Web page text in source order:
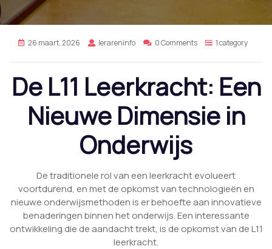
26 maart, 2026 lerareninfo 0 Comments 1 category
De L11 Leerkracht: Een
Nieuwe Dimensie in
Onderwijs
De traditionele rol van een leerkracht evolueert
voortdurend, en met de opkomst van technologieën en
nieuwe onderwijsmethoden is er behoefte aan innovatieve
benaderingen binnen het onderwijs. Een interessante
ontwikkeling die de aandacht trekt, is de opkomst van de L11
leerkracht.